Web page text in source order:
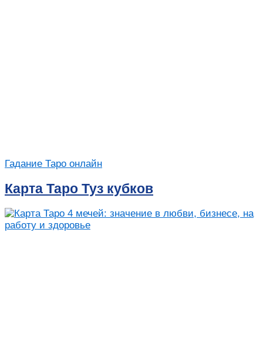
Гадание Таро онлайн
Карта Таро Туз кубков